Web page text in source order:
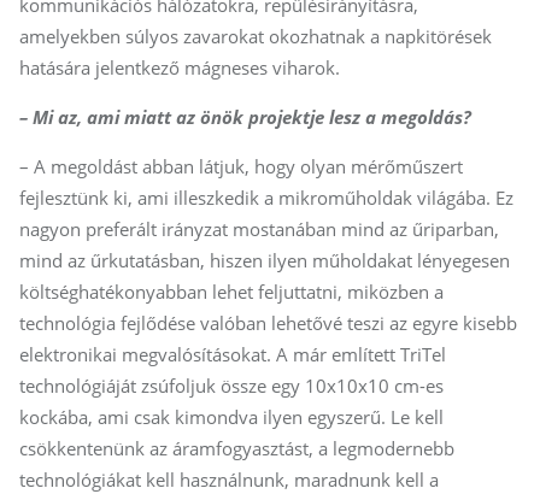
kommunikációs hálózatokra, repülésirányításra,
amelyekben súlyos zavarokat okozhatnak a napkitörések
hatására jelentkező mágneses viharok.
– Mi az, ami miatt az önök projektje lesz a megoldás?
– A megoldást abban látjuk, hogy olyan mérőműszert
fejlesztünk ki, ami illeszkedik a mikroműholdak világába. Ez
nagyon preferált irányzat mostanában mind az űriparban,
mind az űrkutatásban, hiszen ilyen műholdakat lényegesen
költséghatékonyabban lehet feljuttatni, miközben a
technológia fejlődése valóban lehetővé teszi az egyre kisebb
elektronikai megvalósításokat. A már említett TriTel
technológiáját zsúfoljuk össze egy 10x10x10 cm-es
kockába, ami csak kimondva ilyen egyszerű. Le kell
csökkentenünk az áramfogyasztást, a legmodernebb
technológiákat kell használnunk, maradnunk kell a